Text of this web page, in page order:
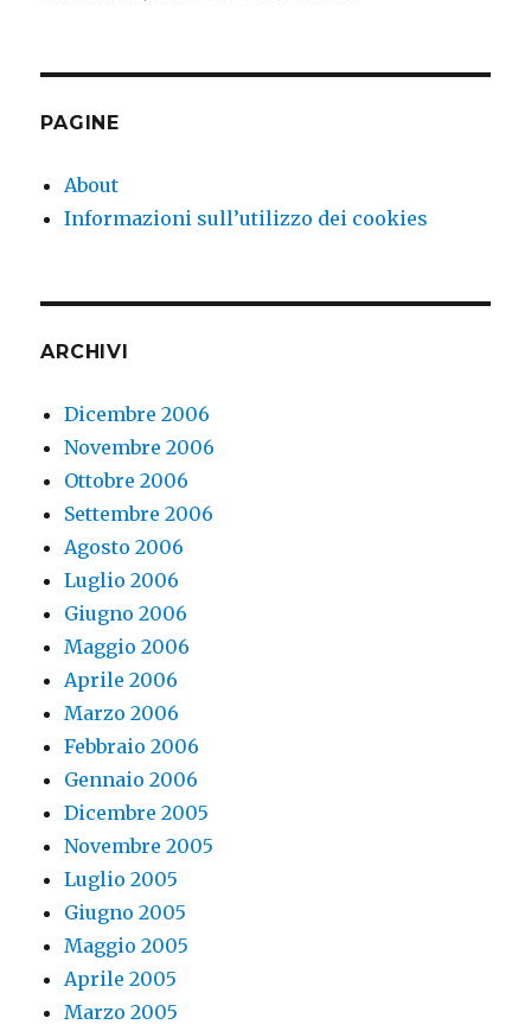
PAGINE
About
Informazioni sull’utilizzo dei cookies
ARCHIVI
Dicembre 2006
Novembre 2006
Ottobre 2006
Settembre 2006
Agosto 2006
Luglio 2006
Giugno 2006
Maggio 2006
Aprile 2006
Marzo 2006
Febbraio 2006
Gennaio 2006
Dicembre 2005
Novembre 2005
Luglio 2005
Giugno 2005
Maggio 2005
Aprile 2005
Marzo 2005